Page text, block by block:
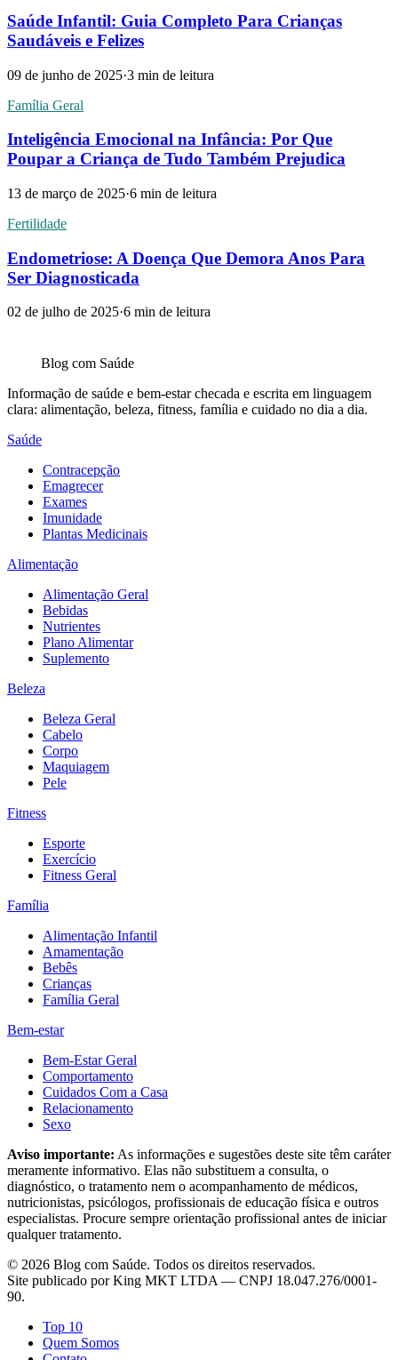
Saúde Infantil: Guia Completo Para Crianças
Saudáveis e Felizes
09 de junho de 2025·3 min de leitura
Família Geral
Inteligência Emocional na Infância: Por Que
Poupar a Criança de Tudo Também Prejudica
13 de março de 2025·6 min de leitura
Fertilidade
Endometriose: A Doença Que Demora Anos Para
Ser Diagnosticada
02 de julho de 2025·6 min de leitura
Blog com Saúde
Informação de saúde e bem-estar checada e escrita em linguagem
clara: alimentação, beleza, fitness, família e cuidado no dia a dia.
Saúde
Contracepção
Emagrecer
Exames
Imunidade
Plantas Medicinais
Alimentação
Alimentação Geral
Bebidas
Nutrientes
Plano Alimentar
Suplemento
Beleza
Beleza Geral
Cabelo
Corpo
Maquiagem
Pele
Fitness
Esporte
Exercício
Fitness Geral
Família
Alimentação Infantil
Amamentação
Bebês
Crianças
Família Geral
Bem-estar
Bem-Estar Geral
Comportamento
Cuidados Com a Casa
Relacionamento
Sexo
Aviso importante: As informações e sugestões deste site têm caráter
meramente informativo. Elas não substituem a consulta, o
diagnóstico, o tratamento nem o acompanhamento de médicos,
nutricionistas, psicólogos, profissionais de educação física e outros
especialistas. Procure sempre orientação profissional antes de iniciar
qualquer tratamento.
© 2026 Blog com Saúde. Todos os direitos reservados.
Site publicado por King MKT LTDA — CNPJ 18.047.276/0001-
90.
Top 10
Quem Somos